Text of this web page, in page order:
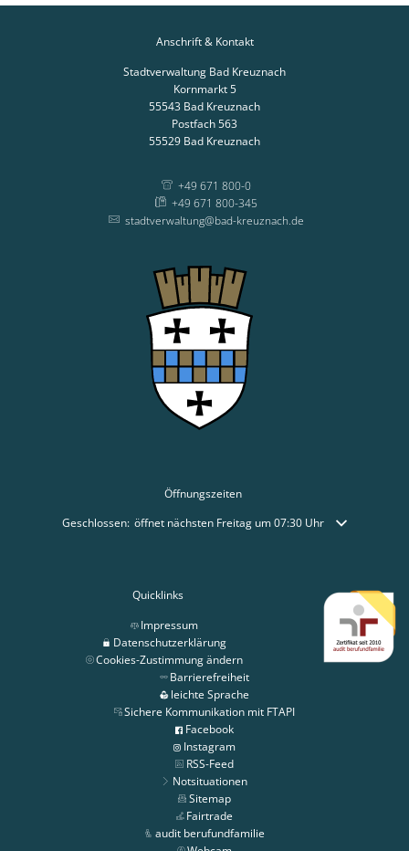
Anschrift & Kontakt
Stadtverwaltung Bad Kreuznach
Kornmarkt 5
55543 Bad Kreuznach
Postfach 563
55529 Bad Kreuznach
+49 671 800-0
+49 671 800-345
stadtverwaltung@bad-kreuznach.de
Öffnungszeiten
Klicken, um weitere Öffnungs- oder Schließzeiten auszublenden
Geschlossen: öffnet nächsten Freitag um 07:30 Uhr
Quicklinks
Impressum
Datenschutzerklärung
Cookies-Zustimmung ändern
Barrierefreiheit
leichte Sprache
Sichere Kommunikation mit FTAPI
Facebook
Instagram
RSS-Feed
Notsituationen
Sitemap
Fairtrade
audit berufundfamilie